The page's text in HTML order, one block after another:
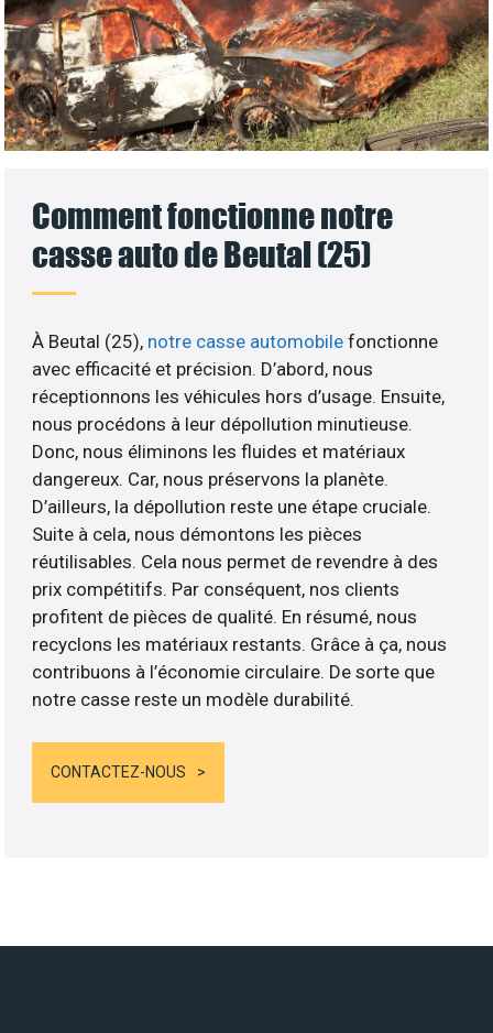
Comment fonctionne notre
casse auto de Beutal (25)
À Beutal (25), notre casse automobilefonctionne
avec efficacité et précision. D’abord, nous
réceptionnons les véhicules hors d’usage. Ensuite,
nous procédons à leur dépollution minutieuse.
Donc, nous éliminons les fluides et matériaux
dangereux. Car, nous préservons la planète.
D’ailleurs, la dépollution reste une étape cruciale.
Suite à cela, nous démontons les pièces
réutilisables. Cela nous permet de revendre à des
prix compétitifs. Par conséquent, nos clients
profitent de pièces de qualité. En résumé, nous
recyclons les matériaux restants. Grâce à ça, nous
contribuons à l’économie circulaire. De sorte que
notre casse reste un modèle durabilité.
CONTACTEZ-NOUS